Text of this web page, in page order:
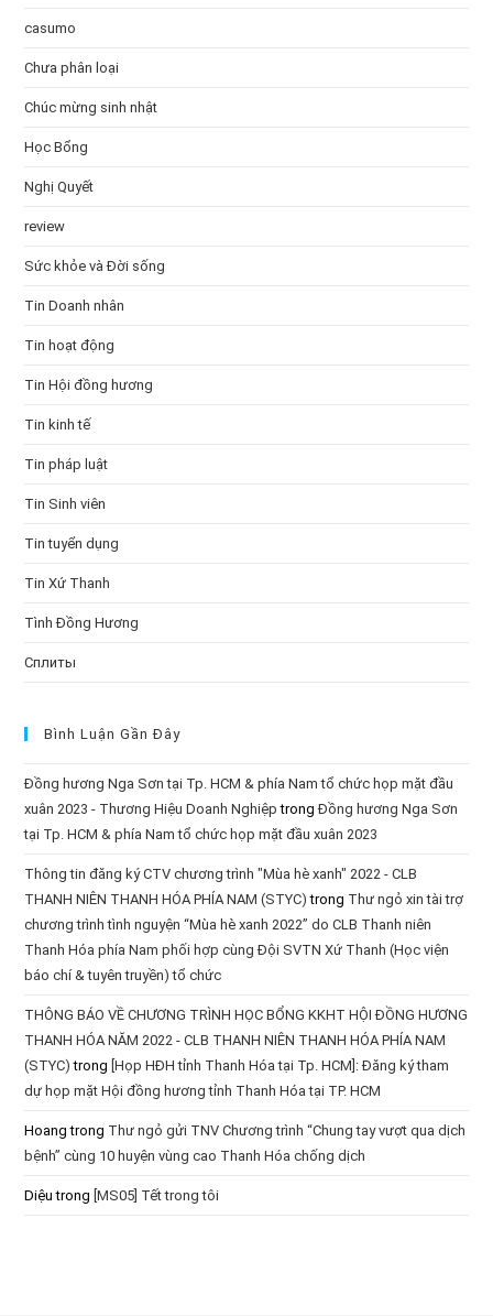
casumo
Chưa phân loại
Chúc mừng sinh nhật
Học Bổng
Nghị Quyết
review
Sức khỏe và Đời sống
Tin Doanh nhân
Tin hoạt động
Tin Hội đồng hương
Tin kinh tế
Tin pháp luật
Tin Sinh viên
Tin tuyển dụng
Tin Xứ Thanh
Tình Đồng Hương
Сплиты
Bình Luận Gần Đây
Đồng hương Nga Sơn tại Tp. HCM & phía Nam tổ chức họp mặt đầu
xuân 2023 - Thương Hiệu Doanh Nghiệp trongĐồng hương Nga Sơn
tại Tp. HCM & phía Nam tổ chức họp mặt đầu xuân 2023
Thông tin đăng ký CTV chương trình "Mùa hè xanh" 2022 - CLB
THANH NIÊN THANH HÓA PHÍA NAM (STYC) trong Thư ngỏ xin tài trợ
chương trình tình nguyện “Mùa hè xanh 2022” do CLB Thanh niên
Thanh Hóa phía Nam phối hợp cùng Đội SVTN Xứ Thanh (Học viện
báo chí & tuyên truyền) tổ chức
THÔNG BÁO VỀ CHƯƠNG TRÌNH HỌC BỔNG KKHT HỘI ĐỒNG HƯƠNG
THANH HÓA NĂM 2022 - CLB THANH NIÊN THANH HÓA PHÍA NAM
(STYC) trong [Họp HĐH tỉnh Thanh Hóa tại Tp. HCM]: Đăng ký tham
dự họp mặt Hội đồng hương tỉnh Thanh Hóa tại TP. HCM
Hoang trong Thư ngỏ gửi TNV Chương trình “Chung tay vượt qua dịch
bệnh” cùng 10 huyện vùng cao Thanh Hóa chống dịch
Diệu trong [MS05] Tết trong tôi